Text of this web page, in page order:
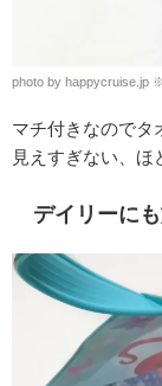
photo by happycruise.jp
マチ付きなのでタ
見えすぎない、ほ
デイリーに